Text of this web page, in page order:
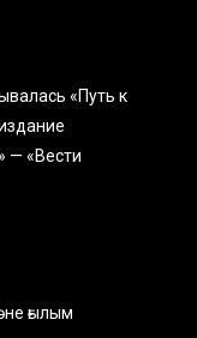
«Путь к
— «Вести
ғылым